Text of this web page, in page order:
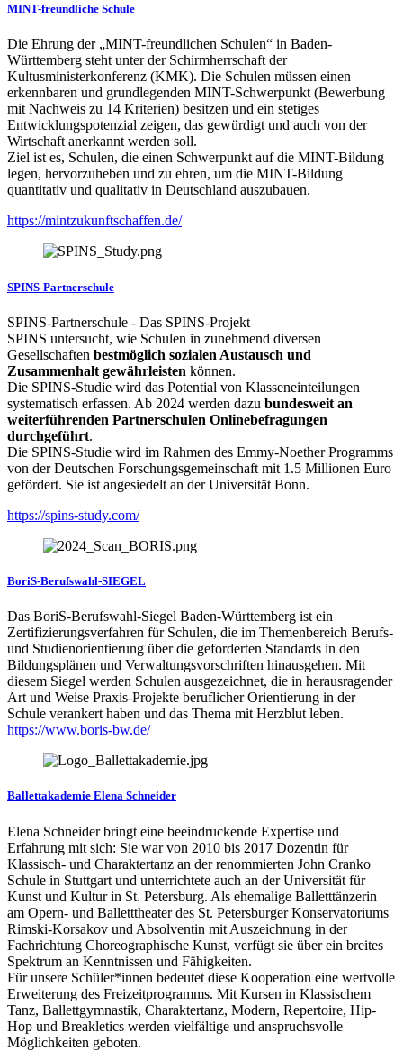
MINT-freundliche Schule
Die Ehrung der „MINT-freundlichen Schulen“ in Baden-
Württemberg steht unter der Schirmherrschaft der
Kultusministerkonferenz (KMK). Die Schulen müssen einen
erkennbaren und grundlegenden MINT-Schwerpunkt (Bewerbung
mit Nachweis zu 14 Kriterien) besitzen und ein stetiges
Entwicklungspotenzial zeigen, das gewürdigt und auch von der
Wirtschaft anerkannt werden soll.
Ziel ist es, Schulen, die einen Schwerpunkt auf die MINT-Bildung
legen, hervorzuheben und zu ehren, um die MINT-Bildung
quantitativ und qualitativ in Deutschland auszubauen.
https://mintzukunftschaffen.de/
SPINS-Partnerschule
SPINS-Partnerschule - Das SPINS-Projekt
SPINS untersucht, wie Schulen in zunehmend diversen
Gesellschaften bestmöglich sozialen Austausch und
Zusammenhalt gewährleisten können.
Die SPINS-Studie wird das Potential von Klasseneinteilungen
systematisch erfassen. Ab 2024 werden dazu bundesweit an
weiterführenden Partnerschulen Onlinebefragungen
durchgeführt.
Die SPINS-Studie wird im Rahmen des Emmy-Noether Programms
von der Deutschen Forschungsgemeinschaft mit 1.5 Millionen Euro
gefördert. Sie ist angesiedelt an der Universität Bonn.
https://spins-study.com/
BoriS-Berufswahl-SIEGEL
Das BoriS-Berufswahl-Siegel Baden-Württemberg ist ein
Zertifizierungsverfahren für Schulen, die im Themenbereich Berufs-
und Studienorientierung über die geforderten Standards in den
Bildungsplänen und Verwaltungsvorschriften hinausgehen. Mit
diesem Siegel werden Schulen ausgezeichnet, die in herausragender
Art und Weise Praxis-Projekte beruflicher Orientierung in der
Schule verankert haben und das Thema mit Herzblut leben.
https://www.boris-bw.de/
Ballettakademie Elena Schneider
Elena Schneider bringt eine beeindruckende Expertise und
Erfahrung mit sich: Sie war von 2010 bis 2017 Dozentin für
Klassisch- und Charaktertanz an der renommierten John Cranko
Schule in Stuttgart und unterrichtete auch an der Universität für
Kunst und Kultur in St. Petersburg. Als ehemalige Balletttänzerin
am Opern- und Balletttheater des St. Petersburger Konservatoriums
Rimski-Korsakov und Absolventin mit Auszeichnung in der
Fachrichtung Choreographische Kunst, verfügt sie über ein breites
Spektrum an Kenntnissen und Fähigkeiten.
Für unsere Schüler*innen bedeutet diese Kooperation eine wertvolle
Erweiterung des Freizeitprogramms. Mit Kursen in Klassischem
Tanz, Ballettgymnastik, Charaktertanz, Modern, Repertoire, Hip-
Hop und Breakletics werden vielfältige und anspruchsvolle
Möglichkeiten geboten.